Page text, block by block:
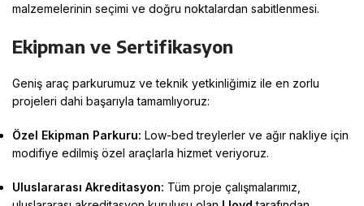
malzemelerinin seçimi ve doğru noktalardan sabitlenmesi.
Ekipman ve Sertifikasyon
Geniş araç parkurumuz ve teknik yetkinliğimiz ile en zorlu
projeleri dahi başarıyla tamamlıyoruz:
Özel Ekipman Parkuru: Low-bed treylerler ve ağır nakliye için
modifiye edilmiş özel araçlarla hizmet veriyoruz.
Uluslararası Akreditasyon: Tüm proje çalışmalarımız,